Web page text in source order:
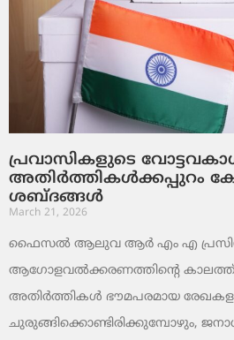
പ്രവാസികളുടെ
അതിർത്തികൾക്കപ്പുറം
ശബ്ദങ്ങൾ
March 21, 2026
ഫൈസൽ ആലുവ ആർ എം എ
ആഗോളവൽക്കരണത്തിന്റെ കാലത്ത്
അതിർത്തികൾ ഭൗമപരമായ
ചുരുങ്ങിക്കൊണ്ടിരിക്കുമ്പോഴും,